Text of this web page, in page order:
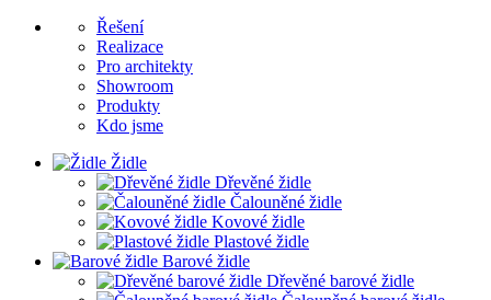
Řešení
Realizace
Pro architekty
Showroom
Produkty
Kdo jsme
Židle
Dřevěné židle
Čalouněné židle
Kovové židle
Plastové židle
Barové židle
Dřevěné barové židle